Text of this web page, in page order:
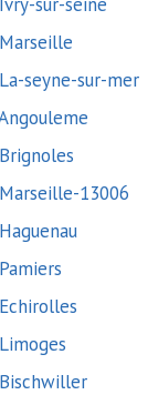
seyne-sur-mer
13006